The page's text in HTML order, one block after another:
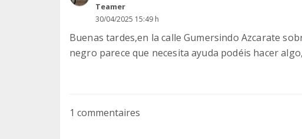
Teamer
30/04/2025 15:49 h
Buenas tardes,en la calle Gumersindo Azcarate
negro parece que necesita ayuda podéis hacer
1 commentaires